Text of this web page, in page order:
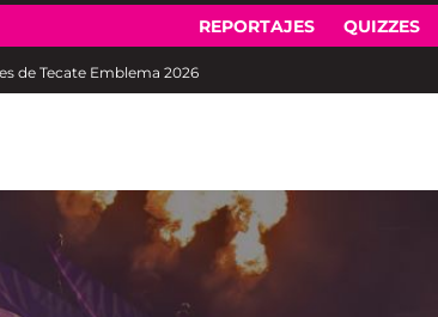
Open
REPORTAJES QUIZZES
de Tecate Emblema 2026